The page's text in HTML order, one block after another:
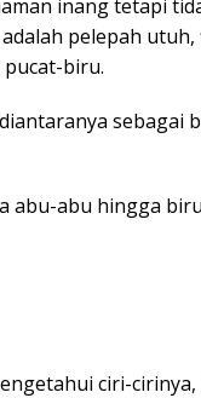
inang tetapi
pelepah utuh,
biru.
diantaranya sebagai
abu-abu hingga
ciri-